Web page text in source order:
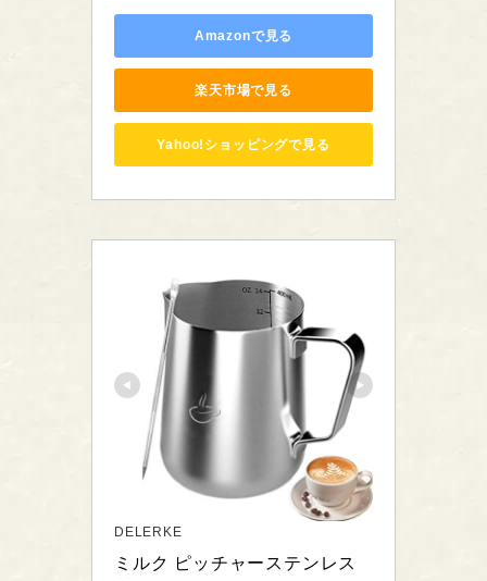
Amazonで見る
楽天市場で見る
Yahoo!ショッピングで見る
DELERKE
ミルク ピッチャーステンレス